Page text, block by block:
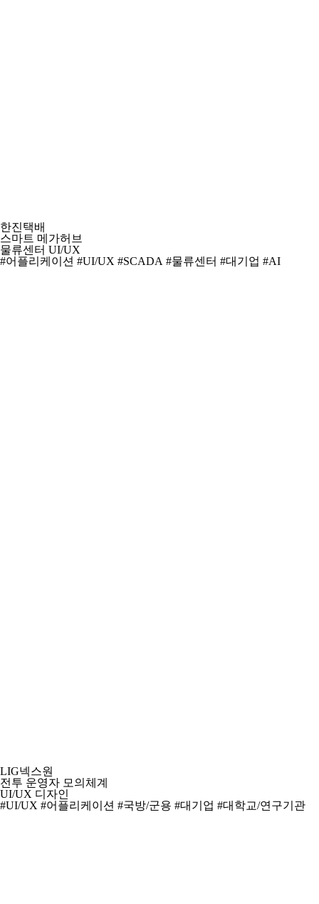
한진택배
스마트 메가허브
물류센터 UI/UX
#어플리케이션 #UI/UX #SCADA #물류센터 #대기업 #AI
LIG넥스원
전투 운영자 모의체계
UI/UX 디자인
#UI/UX #어플리케이션 #국방/군용 #대기업 #대학교/연구기관